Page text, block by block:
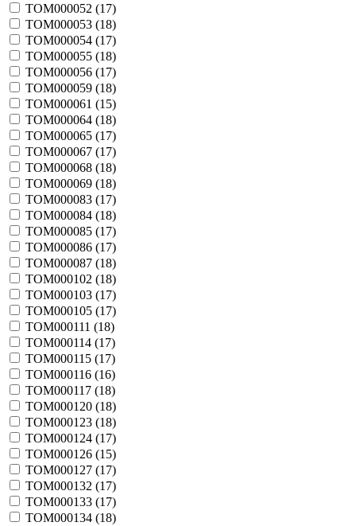
TOM000052 (17)
TOM000053 (18)
TOM000054 (17)
TOM000055 (18)
TOM000056 (17)
TOM000059 (18)
TOM000061 (15)
TOM000064 (18)
TOM000065 (17)
TOM000067 (17)
TOM000068 (18)
TOM000069 (18)
TOM000083 (17)
TOM000084 (18)
TOM000085 (17)
TOM000086 (17)
TOM000087 (18)
TOM000102 (18)
TOM000103 (17)
TOM000105 (17)
TOM000111 (18)
TOM000114 (17)
TOM000115 (17)
TOM000116 (16)
TOM000117 (18)
TOM000120 (18)
TOM000123 (18)
TOM000124 (17)
TOM000126 (15)
TOM000127 (17)
TOM000132 (17)
TOM000133 (17)
TOM000134 (18)